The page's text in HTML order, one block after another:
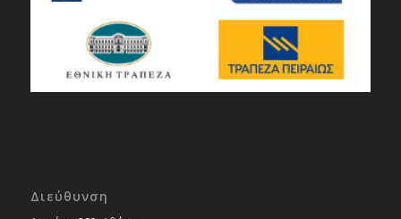
Διεύθυνση